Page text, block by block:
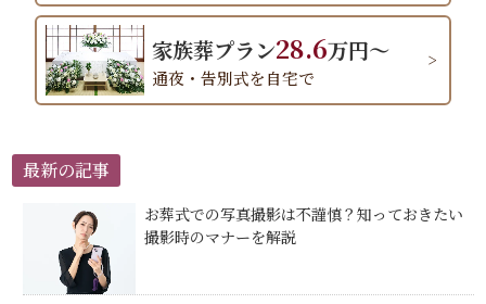
家族葬プラン28.6万円～
通夜・告別式を自宅で
最新の記事
お葬式での写真撮影は不謹慎？知っておきたい
撮影時のマナーを解説